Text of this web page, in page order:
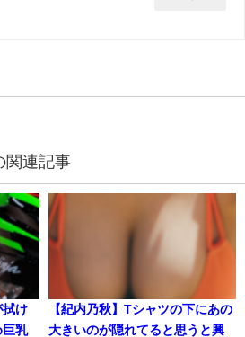
関連記事
拭け
巨乳
【紀内乃秋】Tシャツの下にあの
大きいのが隠れてると思うと興